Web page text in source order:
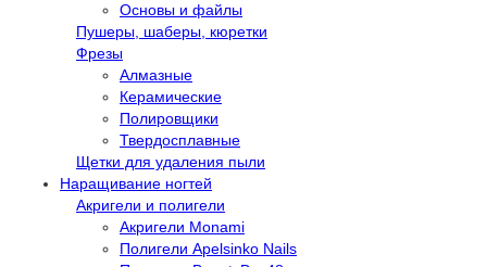
Основы и файлы
Пушеры, шаберы, кюретки
Фрезы
Алмазные
Керамические
Полировщики
Твердосплавные
Щетки для удаления пыли
Наращивание ногтей
Акригели и полигели
Акригели Monami
Полигели Apelsinko Nails